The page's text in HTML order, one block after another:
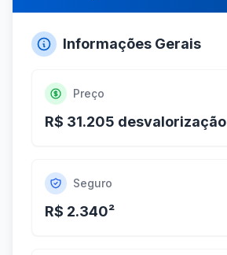
Informações Gerais
Preço
R$ 31.205 desvalorização
Seguro
R$ 2.340²